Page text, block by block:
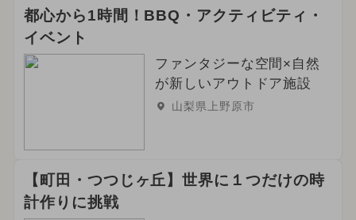
都心から1時間！BBQ・アクティビティ・
イベント
ファンタジーな空間×自然
が新しいアウトドア施設
山梨県上野原市
【町田・つつじヶ丘】世界に１つだけの時
計作りに挑戦